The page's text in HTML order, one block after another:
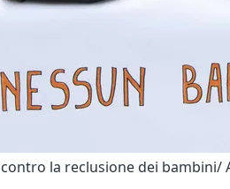
la reclusione dei bambini/